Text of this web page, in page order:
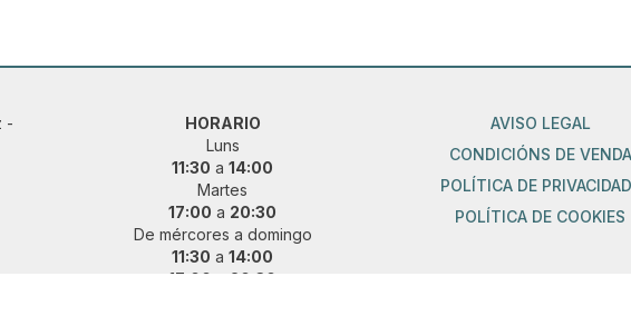
-
HORARIO
Luns
11:30 a 14:00
Martes
17:00 a 20:30
De mércores a domingo
11:30 a 14:00
17:00
20:30
AVISO LEGAL
CONDICIÓNS DE VENDA
POLÍTICA DE
POLÍTICA DE COOKIES